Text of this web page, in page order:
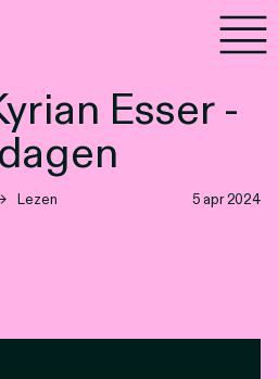
Esser -
Lezen 5 apr 2024